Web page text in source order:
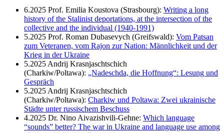
6.2025 Prof. Emilia Koustova (Strasbourg): Writing a long
history of the Stalinist deportations, at the intersection of the
collective and the individual (1940-1991)
5.2025 Prof. Roman Dubasevych (Greifswald): Vom Patsan
zum Veteranen, vom Rajon zur Nation: Männlichkeit und der
Krieg in der Ukraine
5.2025 Andrij Krasnjaschtschich
(Charkiw/Poltawa): „Nadeschda, die Hoffnung“: Lesung und
Gespräch
5.2025 Andrij Krasnjaschtschich
(Charkiw/Poltawa): Charkiw und Poltawa: Zwei ukrainische
Städte unter russischem Beschuss
4.2025 Dr. Nino Aivazishvili-Gehne: Which language
“sounds” better? The war in Ukraine and language use among